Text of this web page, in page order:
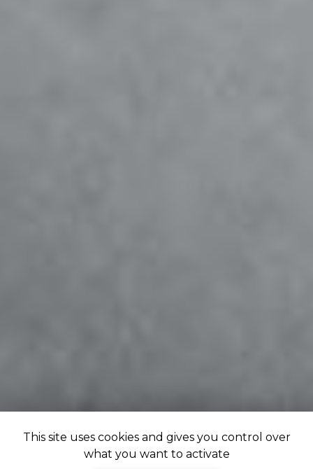
This site uses cookies and gives you control over
what you want to activate